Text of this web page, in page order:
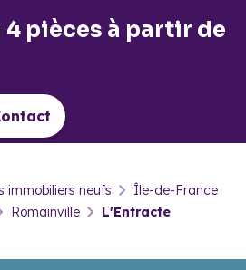
4 pièces à partir de
immobiliers neufs
Île-de-France
Romainville L'Entracte